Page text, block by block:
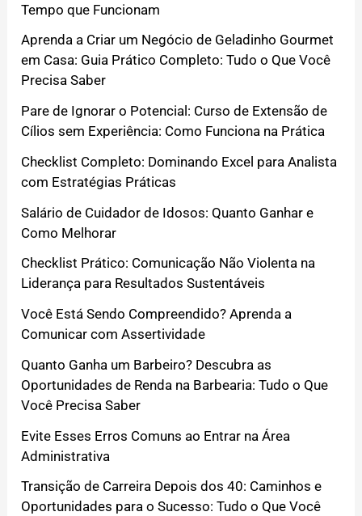
Tempo que Funcionam
Aprenda a Criar um Negócio de Geladinho Gourmet
em Casa: Guia Prático Completo: Tudo o Que Você
Precisa Saber
Pare de Ignorar o Potencial: Curso de Extensão de
Cílios sem Experiência: Como Funciona na Prática
Checklist Completo: Dominando Excel para Analista
com Estratégias Práticas
Salário de Cuidador de Idosos: Quanto Ganhar e
Como Melhorar
Checklist Prático: Comunicação Não Violenta na
Liderança para Resultados Sustentáveis
Você Está Sendo Compreendido? Aprenda a
Comunicar com Assertividade
Quanto Ganha um Barbeiro? Descubra as
Oportunidades de Renda na Barbearia: Tudo o Que
Você Precisa Saber
Evite Esses Erros Comuns ao Entrar na Área
Administrativa
Transição de Carreira Depois dos 40: Caminhos e
Oportunidades para o Sucesso: Tudo o Que Você